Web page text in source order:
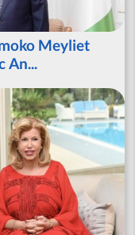
Meyliet
An...